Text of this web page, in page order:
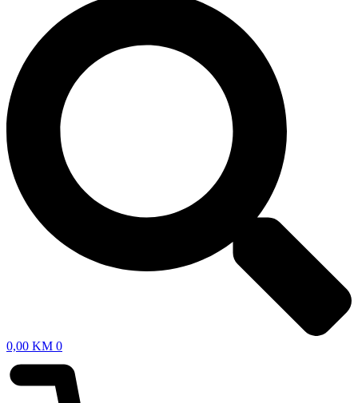
0,00 KM 0